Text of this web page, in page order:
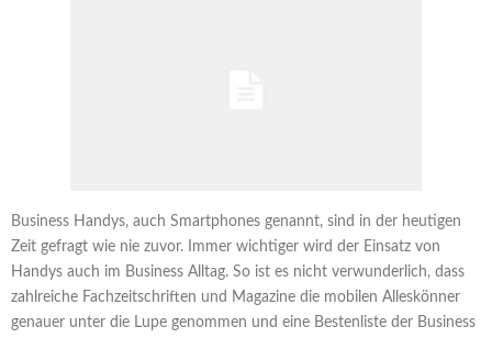
Business Handys, auch Smartphones genannt, sind in der heutigen
Zeit gefragt wie nie zuvor. Immer wichtiger wird der Einsatz von
Handys auch im Business Alltag. So ist es nicht verwunderlich, dass
zahlreiche Fachzeitschriften und Magazine die mobilen Alleskönner
genauer unter die Lupe genommen und eine Bestenliste der Business